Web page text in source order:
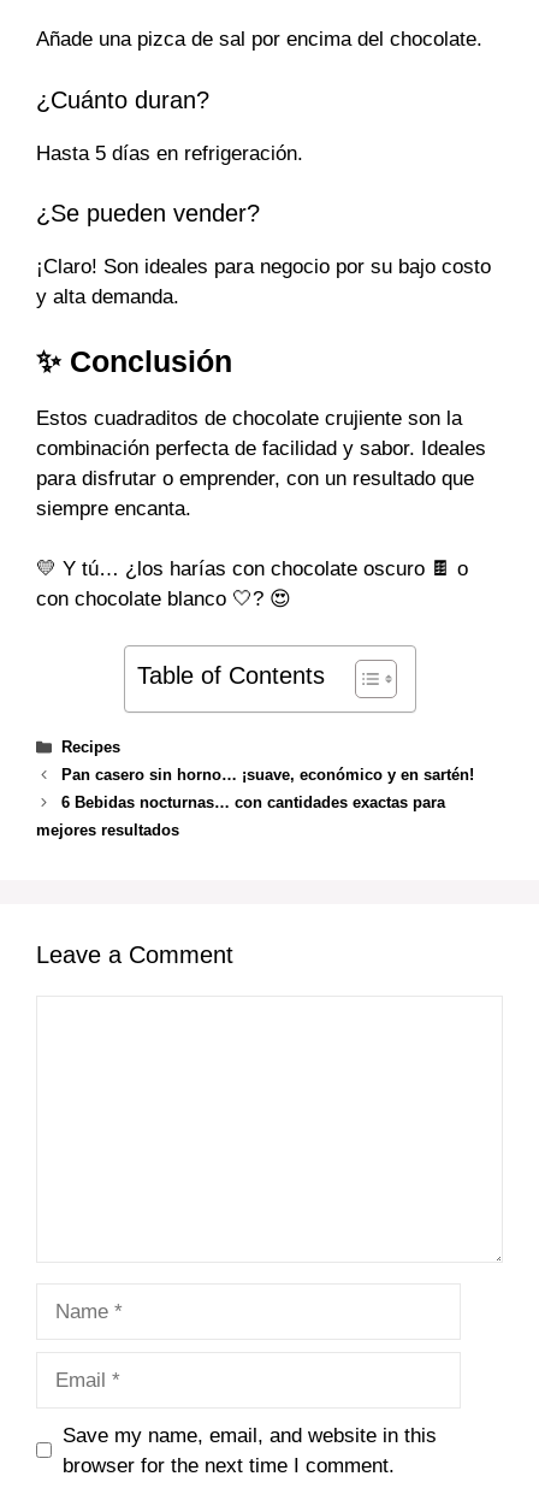
Añade una pizca de sal por encima del chocolate.
¿Cuánto duran?
Hasta 5 días en refrigeración.
¿Se pueden vender?
¡Claro! Son ideales para negocio por su bajo costo
y alta demanda.
✨ Conclusión
Estos cuadraditos de chocolate crujiente son la
combinación perfecta de facilidad y sabor. Ideales
para disfrutar o emprender, con un resultado que
siempre encanta.
💛 Y tú… ¿los harías con chocolate oscuro 🍫 o
con chocolate blanco 🤍? 😍
Table of Contents
Categories
Recipes
Pan casero sin horno… ¡suave, económico y en sartén!
6 Bebidas nocturnas… con cantidades exactas para
mejores resultados
Leave a Comment
Save my name, email, and website in this
browser for the next time I comment.